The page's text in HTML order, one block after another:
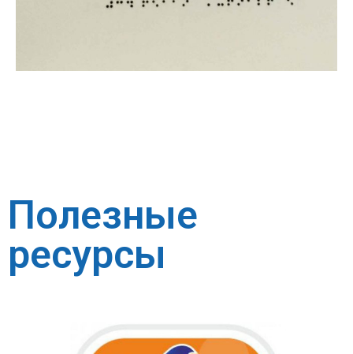
Полезные
ресурсы